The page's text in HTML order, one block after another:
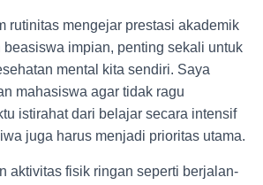
rutinitas mengejar prestasi akademik
impian, penting sekali untuk
mental kita sendiri. Saya
mahasiswa agar tidak ragu
istirahat dari belajar secara intensif
juga harus menjadi prioritas utama.
aktivitas fisik ringan seperti berjalan-